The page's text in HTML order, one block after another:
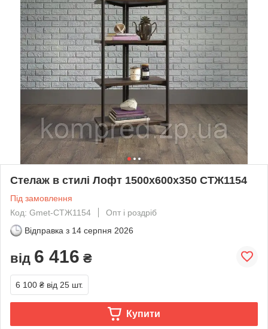
Стелаж в стилі Лофт 1500х600х350 СТЖ1154
Під замовлення
Код: Gmet-СТЖ1154
Опт і роздріб
Відправка з 14 серпня 2026
від 6 416 ₴
6 100 ₴ від 25 шт.
Купити